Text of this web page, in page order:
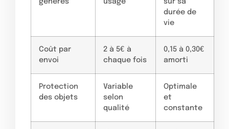
durée de
vie
Coût par
envoi
2 à 5€ à
chaque fois
0,15 à 0,30€
amorti
Protection
des objets
Variable
selon
qualité
Optimale
et
constante